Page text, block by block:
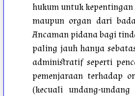
hukum untuk kepentingan
maupun organ dari
Ancaman pidana bagi
paling jauh hanya
administratif seperti
pemenjaraan terhadap
(kecuali undang-